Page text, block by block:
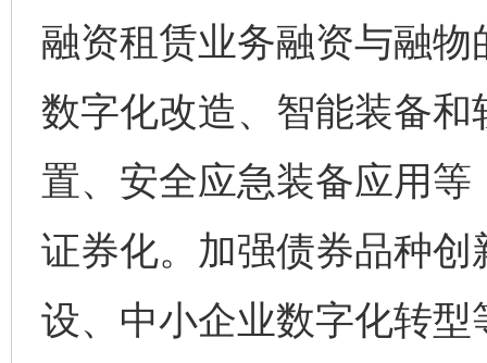
融资租赁业务融资与融
数字化改造、智能装备
置、安全应急装备应用
证券化。加强债券品种
设、中小企业数字化转